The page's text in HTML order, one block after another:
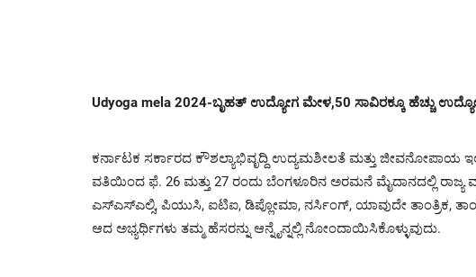
Udyoga mela 2024-ಬೃಹತ್ ಉದ್ಯೋಗ ಮೇಳ,50 ಸಾವಿರಕ್ಕೂ ಹೆಚ್ಚು
ಕರ್ನಾಟಕ ಸರ್ಕಾರದ ಕೌಶಲ್ಯಾಭಿವೃದ್ದಿ ಉದ್ಯಮಶೀಲತೆ ಮತ್ತು
ವತಿಯಿಂದ ಫೆ. 26 ಮತ್ತು 27 ರಂದು ಬೆಂಗಳೂರಿನ ಅರಮನೆ ಮೈದಾನದಲ್ಲಿ
ಎಸ್‌ಎಸ್‌ಎಲ್ಸಿ, ಪಿಯುಸಿ, ಐಟಿಐ, ಡಿಪ್ಲೋಮಾ, ನರ್ಸಿಂಗ್, ಯಾವುದೇ ತಾಂತ್ರಿಕ,
ಆದ ಅಭ್ಯರ್ಥಿಗಳು ತಮ್ಮ ಹೆಸರನ್ನು ಆನ್ನೈನ್ನಲ್ಲಿ ನೋಂದಾಯಿಸಿಕೊಳ್ಳುವುದು.